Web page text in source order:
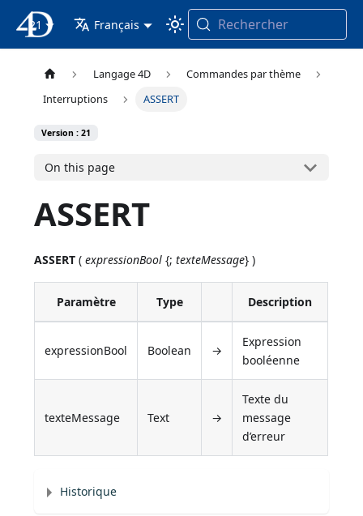
4D Documentation
21 Français Rechercher
Langage 4D
Commandes par thème
Interruptions
ASSERT
Version : 21
On this page
ASSERT
ASSERT (expressionBool {;texteMessage} )
Paramètre Type Description
expressionBool Boolean →
Expression
booléenne
texteMessage Text →
Texte du
message
d’erreur
Historique